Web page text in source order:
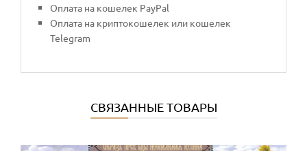
Оплата на кошелек PayPal
Оплата на криптокошелек или кошелек
Telegram
СВЯЗАННЫЕ ТОВАРЫ